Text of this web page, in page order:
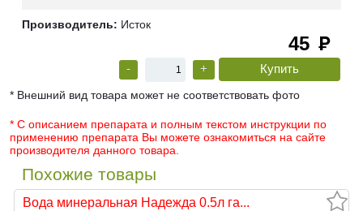
Производитель: Исток
45 руб
- +
* Внешний вид товара может не соответствовать фото
* С описанием препарата и полным текстом инструкции по
применению препарата Вы можете ознакомиться на сайте
производителя данного товара.
Похожие товары
Вода минеральная Надежда 0.5л га...